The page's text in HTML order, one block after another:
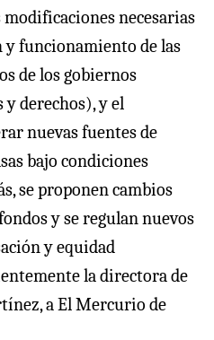
necesarias
funcionamiento de las
de los gobiernos
derechos), y el
nuevas fuentes de
bajo condiciones
se proponen cambios
y se regulan nuevos
y equidad
la directora de
a El Mercurio de